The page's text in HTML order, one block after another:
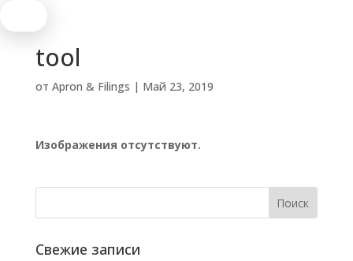
tool
от Apron & Filings | Май 23, 2019
Изображения отсутствуют.
Свежие записи